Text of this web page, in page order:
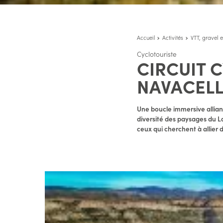
Accueil Activités VTT, gravel
Cyclotouriste
CIRCUIT
Une boucle immersive
diversité des paysages du
ceux qui cherchent à allier